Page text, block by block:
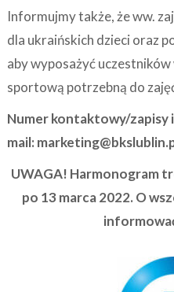
Informujmy także, że ww.
dla ukraińskich dzieci oraz
aby wyposażyć
sportową potrzebną do
Numer kontaktowy/zapisy
mail:
UWAGA! Harmonogram
po 13 marca 2022. O